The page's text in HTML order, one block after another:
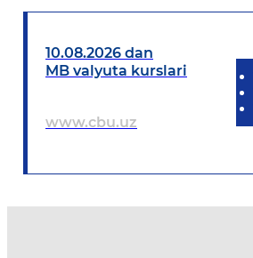
10.08.2026 dan
MB valyuta kurslari
www.cbu.uz